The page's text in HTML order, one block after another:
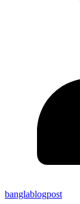
banglablogpost